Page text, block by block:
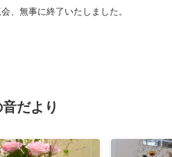
、無事に終了いたしました。
だより